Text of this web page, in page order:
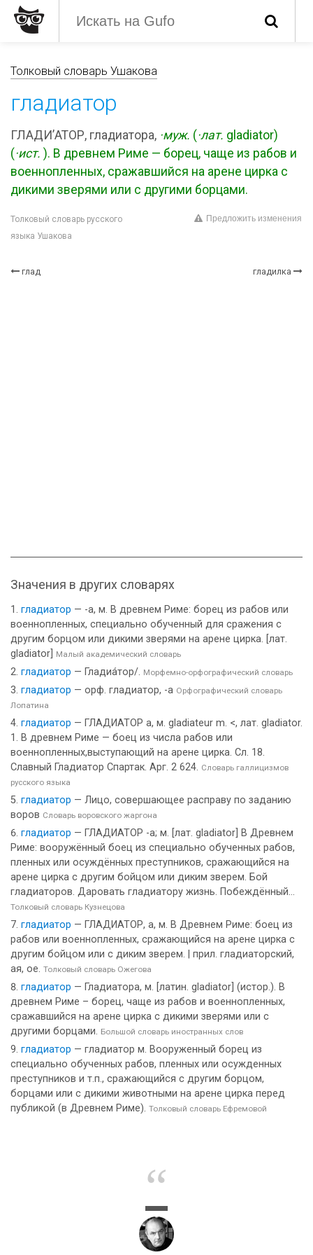
Толковый словарь Ушакова
гладиатор
ГЛАДИ’АТОР, гладиатора, ·муж. ( ·лат. gladiator)
( ·ист. ). В древнем Риме — борец, чаще из рабов и
военнопленных, сражавшийся на арене цирка с
дикими зверями или с другими борцами.
Толковый словарь русского
языка Ушакова
Предложить изменения
глад гладилка
Значения в других словарях
гладиатор — -а, м. В древнем Риме: борец из рабов или
военнопленных, специально обученный для сражения с
другим борцом или дикими зверями на арене цирка. [лат.
gladiator]
Малый академический словарь
гладиатор — Гладиа́тор/. Морфемно-орфографический словарь
гладиатор — орф. гладиатор, -а Орфографический словарь
Лопатина
гладиатор — ГЛАДИАТОР а, м. gladiateur m. <, лат. gladiator.
1. В древнем Риме — боец из числа рабов или
военнопленных,выступающий на арене цирка. Сл. 18.
Славный Гладиатор Спартак. Арг. 2 624. Словарь галлицизмов
русского языка
гладиатор — Лицо, совершающее расправу по заданию
воров Словарь воровского жаргона
гладиатор — ГЛАДИАТОР -а; м. [лат. gladiator] В Древнем
Риме: вооружённый боец из специально обученных рабов,
пленных или осуждённых преступников, сражающийся на
арене цирка с другим бойцом или диким зверем. Бой
гладиаторов. Даровать гладиатору жизнь. Побеждённый...
Толковый словарь Кузнецова
гладиатор — ГЛАДИАТОР, а, м. В Древнем Риме: боец из
рабов или военнопленных, сражающийся на арене цирка с
другим бойцом или с диким зверем. | прил. гладиаторский,
ая, ое. Толковый словарь Ожегова
гладиатор — Гладиатора, м. [латин. gladiator] (истор.). В
древнем Риме – борец, чаще из рабов и военнопленных,
сражавшийся на арене цирка с дикими зверями или с
другими борцами. Большой словарь иностранных слов
гладиатор — гладиатор м. Вооруженный борец из
специально обученных рабов, пленных или осужденных
преступников и т.п., сражающийся с другим борцом,
борцами или с дикими животными на арене цирка перед
публикой (в Древнем Риме). Толковый словарь Ефремовой